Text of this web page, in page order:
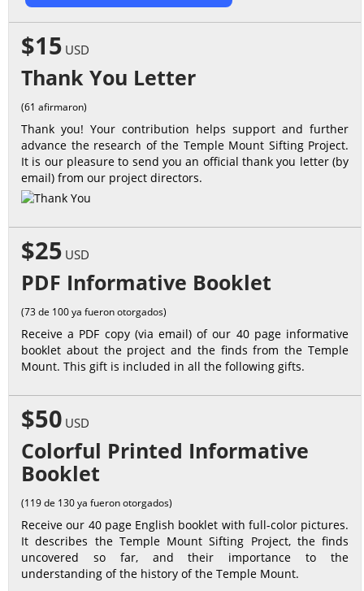
$15 USD
Thank You Letter
(61 afirmaron)
Thank you! Your contribution helps support and further
advance the research of the Temple Mount Sifting Project.
It is our pleasure to send you an official thank you letter (by
email) from our project directors.
$25 USD
PDF Informative Booklet
(73 de 100 ya fueron otorgados)
Receive a PDF copy (via email) of our 40 page informative
booklet about the project and the finds from the Temple
Mount. This gift is included in all the following gifts.
$50 USD
Colorful Printed Informative
Booklet
(119 de 130 ya fueron otorgados)
Receive our 40 page English booklet with full-color pictures.
It describes the Temple Mount Sifting Project, the finds
uncovered so far, and their importance to the
understanding of the history of the Temple Mount.